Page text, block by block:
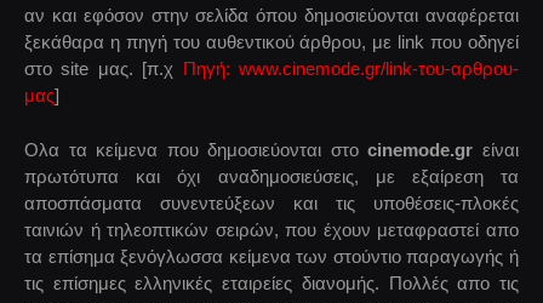
αν και εφόσον στην σελίδα όπου δημοσιεύονται αναφέρεται
ξεκάθαρα η πηγή του αυθεντικού άρθρου, με link που οδηγεί
στο site μας. [π.χ Πηγή: www.cinemode.gr/link-του-αρθρου-
μας]
Ολα τα κείμενα που δημοσιεύονται στοcinemode.gr είναι
πρωτότυπα και όχι αναδημοσιεύσεις, με εξαίρεση τα
αποσπάσματα συνεντεύξεων και τις υποθέσεις-πλοκές
ταινιών ή τηλεοπτικών σειρών, που έχουν μεταφραστεί απο
τα επίσημα ξενόγλωσσα κείμενα των στούντιο παραγωγής ή
τις επίσημες ελληνικές εταιρείες διανομής. Πολλές απο τις